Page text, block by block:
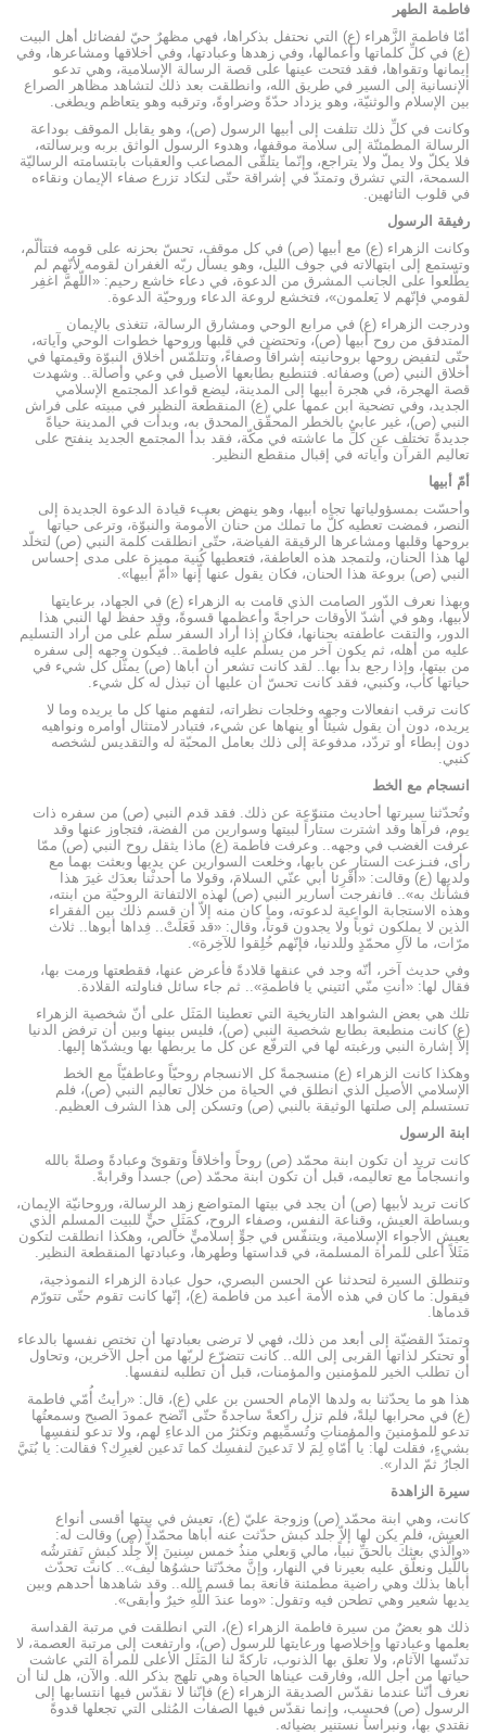
فاطمة الطهر
أمّا فاطمة الزَّهراء (ع) التي نحتفل بذكراها، فهي مظهرٌ حيّ لفضائل أهل البيت
(ع) في كلِّ كلماتها وأعمالها، وفي زهدها وعبادتها، وفي أخلاقها ومشاعرها، وفي
إيمانها وتقواها، فقد فتحت عينها على قصة الرسالة الإسلامية، وهي تدعو
الإنسانية إلى السير في طريق الله، وانطلقت بعد ذلك لتشاهد مظاهر الصراع
بين الإسلام والوثنيّة، وهو يزداد حدّةً وضراوةً، وترقبه وهو يتعاظم ويطغى.
وكانت في كلِّ ذلك تتلفت إلى أبيها الرسول (ص)، وهو يقابل الموقف بوداعة
الرسالة المطمئنّة إلى سلامة موقفها، وهدوء الرسول الواثق بربه وبرسالته،
فلا يكلّ ولا يملّ ولا يتراجع، وإنّما يتلقّى المصاعب والعقبات بابتسامته الرساليّة
السمحة، التي تشرق وتمتدّ في إشراقة حتّى لتكاد تزرع صفاء الإيمان ونقاءه
في قلوب التائهين.
رفيقة الرسول
وكانت الزهراء (ع) مع أبيها (ص) في كل موقف، تحسّ بحزنه على قومه فتتألّم،
وتستمع إلى ابتهالاته في جوف الليل، وهو يسأل ربّه الغفران لقومه لأنّهم لم
يطّلعوا على الجانب المشرق من الدعوة، في دعاء خاشع رحيم: «اللّهمَّ اغفِر
لقومي فإنّهم لا يَعلمون»، فتخشع لروعة الدعاء وروحيّة الدعوة.
ودرجت الزهراء (ع) في مرابع الوحي ومشارق الرسالة، تتغذى بالإيمان
المتدفق من روح أبيها (ص)، وتحتضن في قلبها وروحها خطوات الوحي وآياته،
حتّى لتفيض روحها بروحانيته إشراقاً وصفاءً، وتتلمّس أخلاق النبوّة وقيمتها في
أخلاق النبي (ص) وصفائه. فتنطبع بطابعها الأصيل في وعي وأصالة.. وشهدت
قصة الهجرة، في هجرة أبيها إلى المدينة، ليضع قواعد المجتمع الإسلامي
الجديد، وفي تضحية ابن عمها علي (ع) المنقطعة النظير في مبيته على فراش
النبي (ص)، غير عابئ بالخطر المحقّق المحدق به، وبدأت في المدينة حياةً
جديدةً تختلف عن كلِّ ما عاشته في مكّة، فقد بدأ المجتمع الجديد ينفتح على
تعاليم القرآن وآياته في إقبال منقطع النظير.
أمّ أبيها
وأحسّت بمسؤولياتها تجاه أبيها، وهو ينهض بعبء قيادة الدعوة الجديدة إلى
النصر، فمضت تعطيه كلَّ ما تملك من حنان الأُمومة والنبوّة، وترعى حياتها
بروحها وقلبها ومشاعرها الرقيقة الفياضة، حتّى انطلقت كلمة النبي (ص) لتخلّد
لها هذا الحنان، ولتمجد هذه العاطفة، فتعطيها كُنية مميزة على مدى إحساس
النبي (ص) بروعة هذا الحنان، فكان يقول عنها إّنها «أُمّ أبيها».
وبهذا نعرف الدّور الصامت الذي قامت به الزهراء (ع) في الجهاد، برعايتها
لأبيها، وهو في أشدّ الأوقات حراجةً وأعظمها قسوةً، وقد حفظ لها النبي هذا
الدور، والتقت عاطفته بحنانها، فكان إذا أراد السفر سلّم على من أراد التسليم
عليه من أهله، ثم يكون آخر من يسلّم عليه فاطمة.. فيكون وجهه إلى سفره
من بيتها، وإذا رجع بدأ بها.. لقد كانت تشعر أن أباها (ص) يمثّل كل شيء في
حياتها كأب، وكنبي، فقد كانت تحسّ أن عليها أن تبذل له كل شيء.
كانت ترقب انفعالات وجهه وخلجات نظراته، لتفهم منها كل ما يريده وما لا
يريده، دون أن يقول شيئاً أو ينهاها عن شيء، فتبادر لامتثال أوامره ونواهيه
دون إبطاء أو تردّد، مدفوعة إلى ذلك بعامل المحبّة له والتقديس لشخصه
كنبي.
انسجام مع الخط
وتُحدّثنا سيرتها أحاديث متنوّعة عن ذلك. فقد قدم النبي (ص) من سفره ذات
يوم، فرآها وقد اشترت ستاراً لبيتها وسوارين من الفضة، فتجاوز عنها وقد
عرفت الغضب في وجهه.. وعرفت فاطمة (ع) ماذا يثقل روح النبي (ص) ممّا
رأى، فنـزعت الستار عن بابها، وخلعت السوارين عن يديها وبعثت بهما مع
ولديها (ع) وقالت: «أقْرِئا أبي عنّي السلامَ، وقولا ما أحدثْنا بعدَك غيرَ هذا
فشأنك به».. فانفرجت أسارير النبي (ص) لهذه الالتفاتة الروحيّة من ابنته،
وهذه الاستجابة الواعية لدعوته، وما كان منه إلاّ أن قسم ذلك بين الفقراء
الذين لا يملكون ثوباً ولا يجدون قوتاً، وقال: «قد فَعَلَتْ.. فِداها أبوها.. ثلاث
مرّات، ما لآلِ محمّدٍ وللدنيا، فإنّهم خُلِقوا للآخِرة».
وفي حديث آخر، أنّه وجد في عنقها قلادةً فأعرض عنها، فقطعتها ورمت بها،
فقال لها: «أنتِ منّي ائتيني يا فاطمةِ».. ثم جاء سائل فناولته القلادة.
تلك هي بعض الشواهد التاريخية التي تعطينا المَثَل على أنّ شخصية الزهراء
(ع) كانت منطبعة بطابع شخصية النبي (ص)، فليس بينها وبين أن ترفض الدنيا
إلاّ إشارة النبي ورغبته لها في الترفّع عن كل ما يربطها بها ويشدّها إليها.
وهكذا كانت الزهراء (ع) منسجمةً كل الانسجام روحيّاً وعاطفيّاً مع الخط
الإسلامي الأصيل الذي انطلق في الحياة من خلال تعاليم النبي (ص)، فلم
تستسلم إلى صلتها الوثيقة بالنبي (ص) وتسكن إلى هذا الشرف العظيم.
ابنة الرسول
كانت تريد أن تكون ابنة محمّد (ص) روحاً وأخلاقاً وتقوىً وعبادةً وصلةً بالله
وانسجاماً مع تعاليمه، قبل أن تكون ابنة محمّد (ص) جسداً وقرابةً.
كانت تريد لأبيها (ص) أن يجد في بيتها المتواضع زهد الرسالة، وروحانيّة الإيمان،
وبساطة العيش، وقناعة النفس، وصفاء الروح، كمَثَلٍ حيٍّ للبيت المسلم الذي
يعيش الأجواء الإسلامية، ويتنفّس في جوٍّ إسلاميٍّ خالص، وهكذا انطلقت لتكون
مَثَلاً أعلى للمرأة المسلمة، في قداستها وطهرها، وعبادتها المنقطعة النظير.
وتنطلق السيرة لتحدثنا عن الحسن البصري، حول عبادة الزهراء النموذجية،
فيقول: ما كان في هذه الأُمة أعبد من فاطمة (ع)، إنّها كانت تقوم حتّى تتورّم
قدماها.
وتمتدّ القضيّة إلى أبعد من ذلك، فهي لا ترضى بعبادتها أن تختص نفسها بالدعاء
أو تحتكر لذاتها القربى إلى الله.. كانت تتضرّع لربّها من أجل الآخرين، وتحاول
أن تطلب الخير للمؤمنين والمؤمنات، قبل أن تطلبه لنفسها.
هذا هو ما يحدّثنا به ولدها الإمام الحسن بن علي (ع)، قال: «رأيتُ أُمّي فاطمة
(ع) في محرابها ليلةً، فلم تزل راكعةً ساجدةً حتّى اتّضح عمودَ الصبح وسمعتُها
تدعو للمؤمنينَ والمؤمناتِ وتُسمِّيهم وتكثرُ من الدعاءِ لهم، ولا تدعو لنفسِها
بشيءٍ، فقلت لها: يا أُمّاهِ لِمَ لا تَدعينَ لنفسِك كما تَدعين لغيرِك؟ فقالت: يا بُنَيَّ
الجارُ ثمّ الدار».
سيرة الزاهدة
كانت، وهي ابنة محمّد (ص) وزوجة عليّ (ع)، تعيش في بيتها أقسى أنواع
العيش، فلم يكن لها إلاّ جلد كبش حدّثت عنه أباها محمّداً (ص) وقالت له:
«والّذي بعثكَ بالحقِّ نبياً، مالي وَبعلي منذُ خمس سِنينَ إلاّ جِلْد كبشٍ نَفترشُه
باللّيل ونعلّق عليه بعيرنا في النهار، وإنَّ مخدّتَنا حشوُها ليف».. كانت تحدّث
أباها بذلك وهي راضية مطمئنة قانعة بما قسم الله.. وقد شاهدها أحدهم وبين
يديها شعير وهي تطحن فيه وتقول: «وما عندَ اللَّهِ خيرٌ وأبقى».
ذلك هو بعضٌ من سيرة فاطمة الزهراء (ع)، التي انطلقت في مرتبة القداسة
بعلمها وعبادتها وإخلاصها ورعايتها للرسول (ص)، وارتفعت إلى مرتبة العصمة، لا
تدنّسها الآثام، ولا تعلق بها الذنوب، تاركةً لنا المَثَل الأعلى للمرأة التي عاشت
حياتها من أجل الله، وفارقت عيناها الحياة وهي تلهج بذكر الله. والآن، هل لنا أن
نعرف أنّنا عندما نقدّس الصديقة الزهراء (ع) فإنّنا لا نقدّس فيها انتسابها إلى
الرسول (ص) فحسب، وإنما نقدّس فيها الصفات المُثلى التي تجعلها قدوةً
نقتدي بها، ونبراساً نستنير بضيائه.